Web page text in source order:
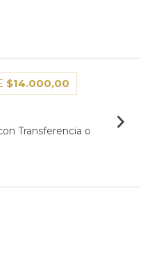
$14.000,00
Transferencia o